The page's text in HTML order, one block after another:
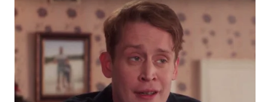
CIANJUR
WN
KEPULAUAN
SERIBU
WN